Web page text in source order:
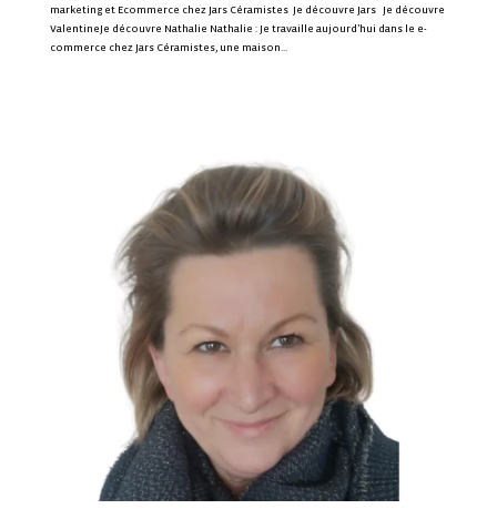
marketing et Ecommerce chez Jars Céramistes Je découvre Jars Je découvre
ValentineJe découvre Nathalie Nathalie : Je travaille aujourd’hui dans le e-
commerce chez Jars Céramistes, une maison...